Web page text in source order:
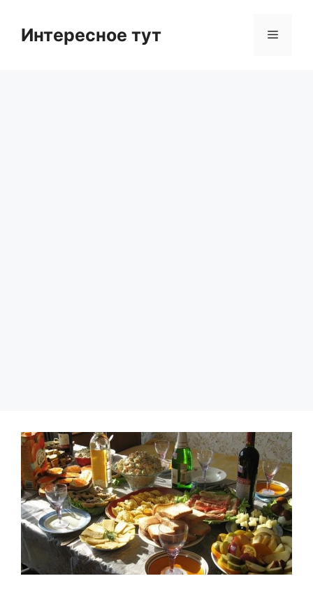
contentИнтересное тут Menu